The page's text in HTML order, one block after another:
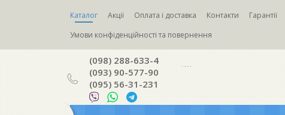
Каталог Акції Оплата і доставка Контакти
Гарантії
Умови конфіденційності та повернення
(098) 288-633-4
(093) 90-577-90
(095) 56-31-231